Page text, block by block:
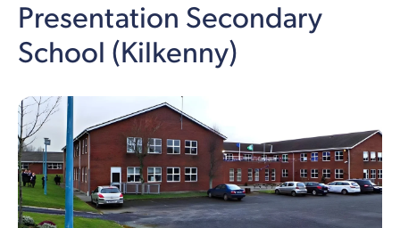
Presentation Secondary
School (Kilkenny)